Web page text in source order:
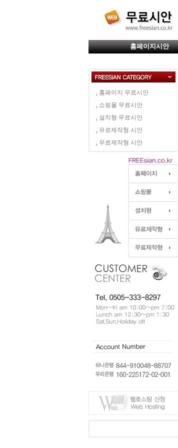
홈페이지시안
홈페이지 무료시안
쇼핑몰 무료시안
설치형 무료시안
유료제작형 시안
무료제작형 시안